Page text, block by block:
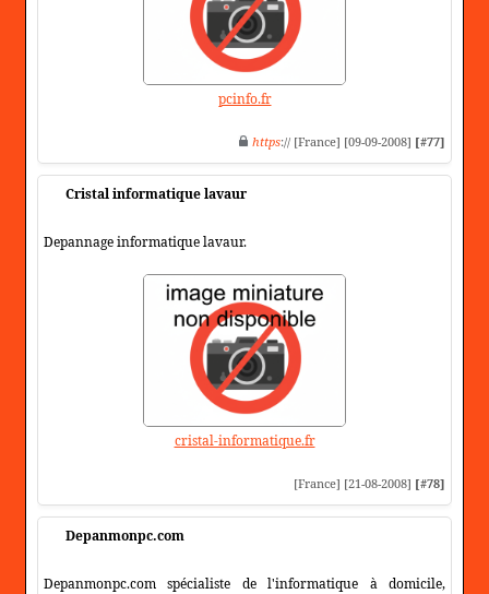
pcinfo.fr
https:// [France] [09-09-2008] [#77]
Cristal informatique lavaur
Depannage informatique lavaur.
cristal-informatique.fr
[France] [21-08-2008] [#78]
Depanmonpc.com
Depanmonpc.com spécialiste de l'informatique à domicile,